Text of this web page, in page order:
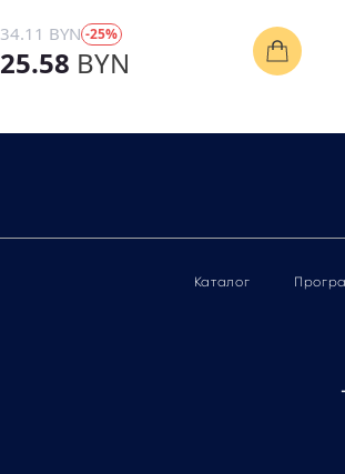
34.11 BYN -25%
25.58 BYN
Каталог